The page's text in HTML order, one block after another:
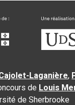
Laganière,
de Louis
de Sherbrooke